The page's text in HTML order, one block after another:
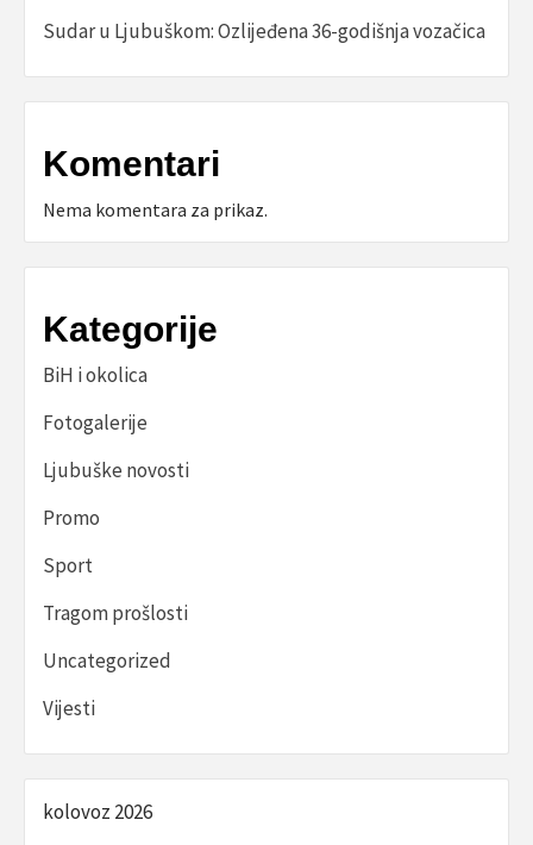
Sudar u Ljubuškom: Ozlijeđena 36-godišnja vozačica
Komentari
Nema komentara za prikaz.
Kategorije
BiH i okolica
Fotogalerije
Ljubuške novosti
Promo
Sport
Tragom prošlosti
Uncategorized
Vijesti
kolovoz 2026